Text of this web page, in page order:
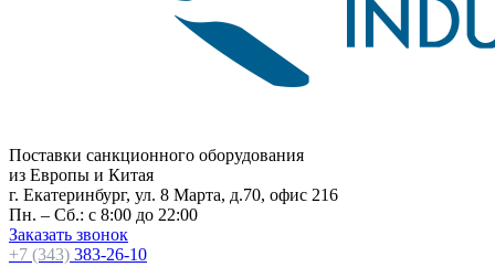
Поставки санкционного оборудования
из Европы и Китая
г. Екатеринбург, ул. 8 Марта, д.70, офис 216
Пн. – Сб.: с 8:00 до 22:00
Заказать звонок
+7 (343) 383-26-10